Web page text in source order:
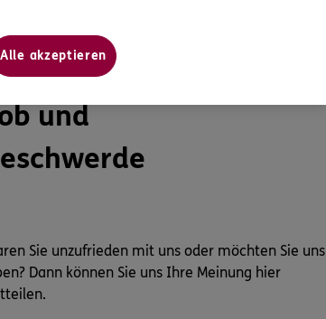
und
Sie unzufrieden mit uns oder möchten Sie uns
Dann können Sie uns Ihre Meinung hier
Alle akzeptieren